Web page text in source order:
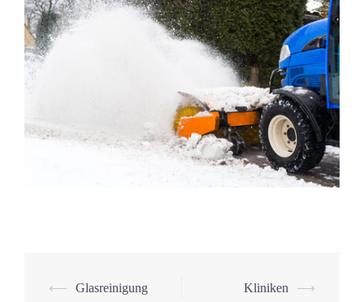
Beitrags-
⟵ Glasreinigung Kliniken ⟶